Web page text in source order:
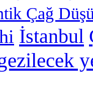
Çağ
İstanbul